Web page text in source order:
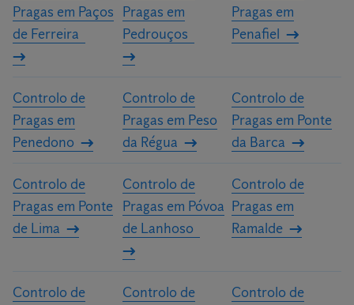
Pragas em Paços
de Ferreira
Pragas em
Pedrouços
Pragas em
Penafiel
Controlo de
Pragas em
Penedono
Controlo de
Pragas em Peso
da Régua
Controlo de
Pragas em Ponte
da Barca
Controlo de
Pragas em Ponte
de Lima
Controlo de
Pragas em Póvoa
de Lanhoso
Controlo de
Pragas em
Ramalde
Controlo de
Controlo de
Controlo de